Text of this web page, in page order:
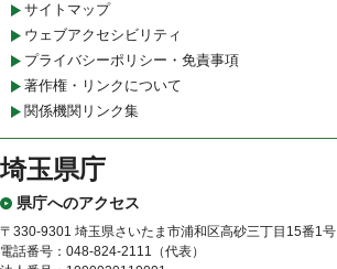
サイトマップ
ウェブアクセシビリティ
プライバシーポリシー・免責事項
著作権・リンクについて
関係機関リンク集
埼玉県庁
県庁へのアクセス
〒330-9301 埼玉県さいたま市浦和区高砂三丁目15番1号
電話番号：048-824-2111（代表）